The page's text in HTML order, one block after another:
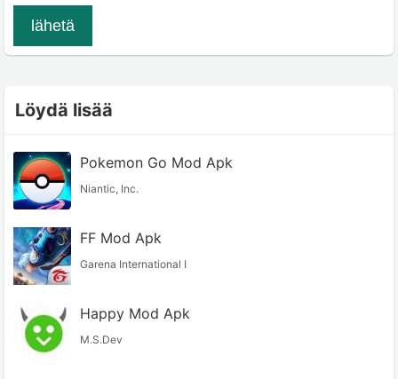
lähetä
Löydä lisää
Pokemon Go Mod Apk
Niantic, Inc.
FF Mod Apk
Garena International I
Happy Mod Apk
M.S.Dev